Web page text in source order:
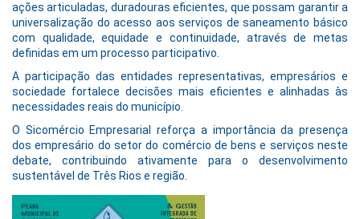
ações articuladas, duradouras eficientes, que possam garantir a
universalização do acesso aos serviços de saneamento básico
com qualidade, equidade e continuidade, através de metas
definidas em um processo participativo.
A participação das entidades representativas, empresários e
sociedade fortalece decisões mais eficientes e alinhadas às
necessidades reais do município.
O Sicomércio Empresarial reforça a importância da presença
dos empresário do setor do comércio de bens e serviços neste
debate, contribuindo ativamente para o desenvolvimento
sustentável de Três Rios e região.